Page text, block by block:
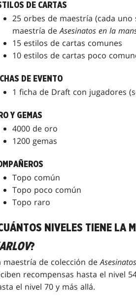
DE CARTAS
25 orbes de maestría (cada
maestría deAsesinatos en la
15 estilos de cartas comunes
10 estilos de cartas poco
DE EVENTO
1 ficha de Draft con jugadores
Y GEMAS
4000 de oro
1200 gemas
Topo común
Topo poco común
Topo raro
NIVELES TIENE LA
?
maestría de colección de
recompensas hasta el nivel
el nivel 70 y más allá.